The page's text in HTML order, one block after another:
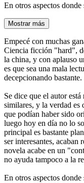
En otros aspectos
Mostrar más
Empecé con muchas
Ciencia ficción "hard",
la china, y con aplauso
es que sea una mala
decepcionando bastante.
Se dice que el autor
similares, y la verdad es
que podían haber sido
luego hoy en día no lo
principal es bastante
ser interesantes, acaban
novela acabe en un
no ayuda tampoco a la
En otros aspectos